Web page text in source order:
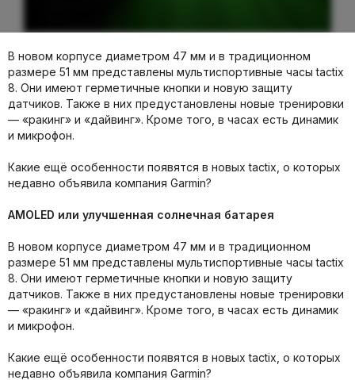
В новом корпусе диаметром 47 мм и в традиционном
размере 51 мм представлены мультиспортивные часы tactix
8. Они имеют герметичные кнопки и новую защиту
датчиков. Также в них предустановлены новые тренировки
— «ракинг» и «дайвинг». Кроме того, в часах есть динамик
и микрофон.
Какие ещё особенности появятся в новых tactix, о которых
недавно объявила компания Garmin?
AMOLED или улучшенная солнечная батарея
В новом корпусе диаметром 47 мм и в традиционном
размере 51 мм представлены мультиспортивные часы tactix
8. Они имеют герметичные кнопки и новую защиту
датчиков. Также в них предустановлены новые тренировки
— «ракинг» и «дайвинг». Кроме того, в часах есть динамик
и микрофон.
Какие ещё особенности появятся в новых tactix, о которых
недавно объявила компания Garmin?